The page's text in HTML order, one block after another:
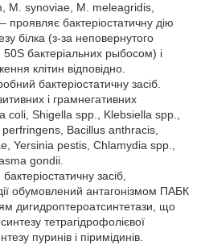
M. synoviae, M. meleagridis,
проявляє бактеріостатичну дію
білка (з-за неповернутого
бактеріальних рыбосом) і
клітин відповідно.
бактеріостатичну засіб.
і грамнегативних
coli, Shigella spp., Klebsiella spp.,
Bacillus anthracis,
Yersinia pestis, Chlamydia spp.,
gondii.
засіб,
обумовлений антагонізмом ПАБК
дигидроптероатсинтетази, що
тетрагідрофолієвої
пуринів і піримідинів.